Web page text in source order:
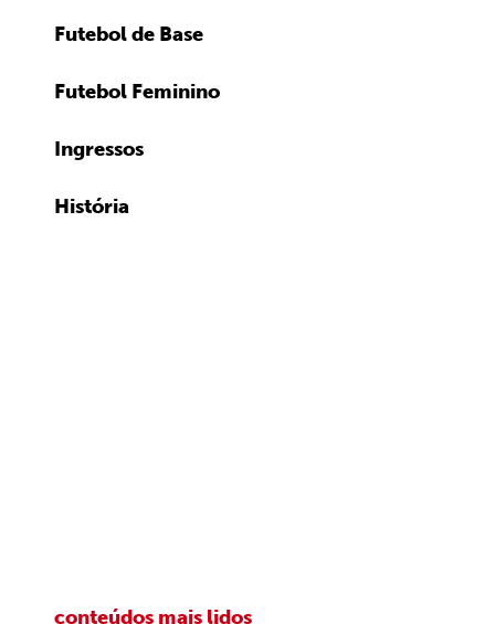
Futebol de Base
Futebol Feminino
Ingressos
História
conteúdos mais lidos